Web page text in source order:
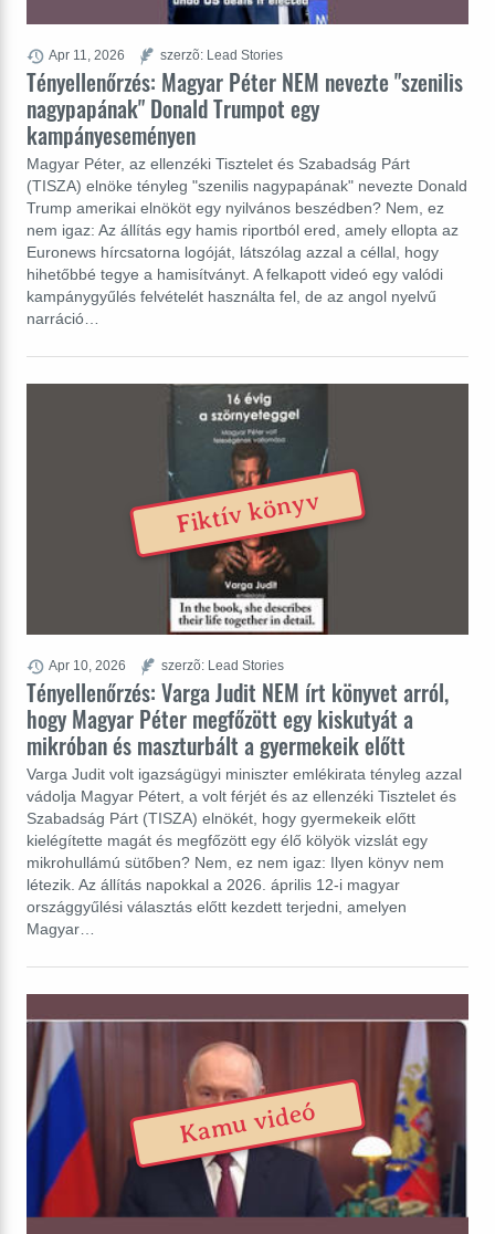
Tényellenőrzés: Magyar Péter NEM nevezte "szenilis
nagypapának" Donald Trumpot egy
kampányeseményen
Magyar Péter, az ellenzéki Tisztelet és Szabadság Párt
(TISZA) elnöke tényleg "szenilis nagypapának" nevezte Donald
Trump amerikai elnököt egy nyilvános beszédben? Nem, ez
nem igaz: Az állítás egy hamis riportból ered, amely ellopta az
Euronews hírcsatorna logóját, látszólag azzal a céllal, hogy
hihetőbbé tegye a hamisítványt. A felkapott videó egy valódi
kampánygyűlés felvételét használta fel, de az angol nyelvű
narráció…
Apr 11, 2026 szerzõ: Lead Stories
Tényellenőrzés: Varga Judit NEM írt könyvet arról,
hogy Magyar Péter megfőzött egy kiskutyát a
mikróban és maszturbált a gyermekeik előtt
Varga Judit volt igazságügyi miniszter emlékirata tényleg azzal
vádolja Magyar Pétert, a volt férjét és az ellenzéki Tisztelet és
Szabadság Párt (TISZA) elnökét, hogy gyermekeik előtt
kielégítette magát és megfőzött egy élő kölyök vizslát egy
mikrohullámú sütőben? Nem, ez nem igaz: Ilyen könyv nem
létezik. Az állítás napokkal a 2026. április 12-i magyar
országgyűlési választás előtt kezdett terjedni, amelyen
Magyar…
Apr 10, 2026 szerzõ: Lead Stories
Fiktív könyv
Kamu videó